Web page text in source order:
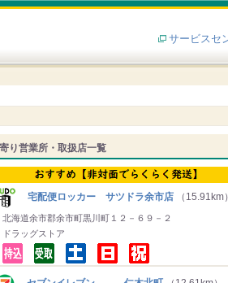
サービスセ
り営業所・取扱店一覧
宅配便ロッカー サツドラ余市店 （15.91km）
北海道余市郡余市町黒川町１２－６９－２
ドラッグストア